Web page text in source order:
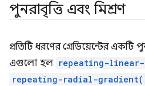
পুনরাবৃত্তি এবং মিশ্রণ
প্রতিটি ধরণের গ্রেডিয়েন্টের একটি
এগুলো হল repeating-
repeating-radial-